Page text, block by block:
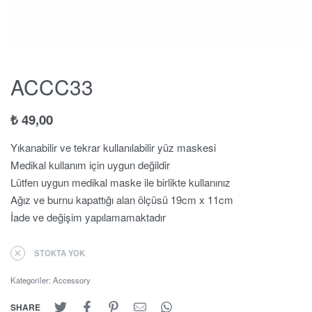
ACCC33
₺49,00
Yıkanabilir ve tekrar kullanılabilir yüz maskesi
Medikal kullanım için uygun değildir
Lütfen uygun medikal maske ile birlikte kullanınız
Ağız ve burnu kapattığı alan ölçüsü 19cm x 11cm
İade ve değişim yapılamamaktadır
STOKTA YOK
Kategoriler: Accessory
SHARE